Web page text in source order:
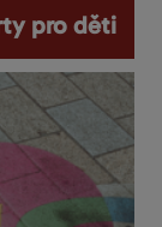
pro děti